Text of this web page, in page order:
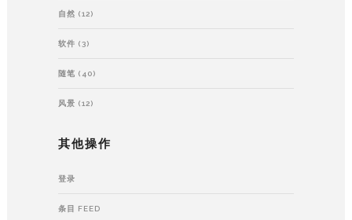
自然 (12)
软件 (3)
随笔 (40)
风景 (12)
其他操作
登录
条目 FEED